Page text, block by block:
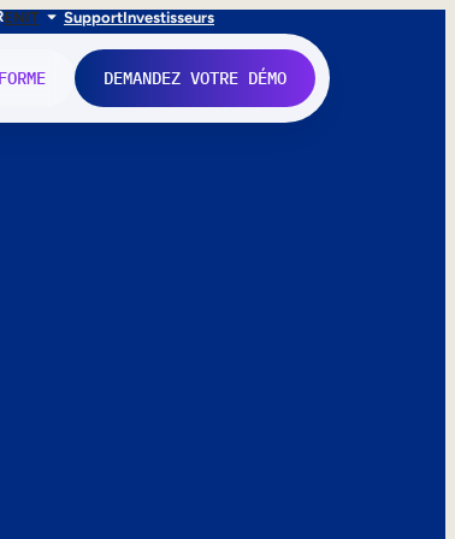
ENIT SupportInvestisseurs
DEMANDEZ VOTRE DÉMO